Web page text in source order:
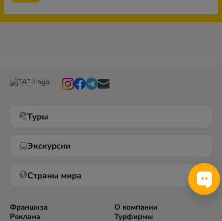
Туры
Экскурсии
Страны мира
Франшиза
Реклама
О компании
Турфирмы